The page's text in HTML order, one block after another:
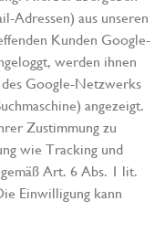
Adressen) aus unseren
Kunden Google-
werden ihnen
Google-Netzwerks
angezeigt.
Zustimmung zu
wie Tracking und
Art. 6 Abs. 1 lit.
Einwilligung kann